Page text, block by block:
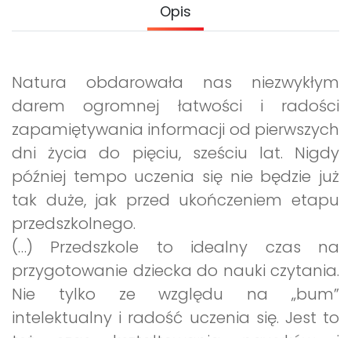
Archiwalne numeryOpis
Natura obdarowała nas niezwykłym
darem ogromnej łatwości i radości
zapamiętywania informacji od pierwszych
dni życia do pięciu, sześciu lat. Nigdy
później tempo uczenia się nie będzie już
tak duże, jak przed ukończeniem etapu
przedszkolnego.
(…) Przedszkole to idealny czas na
przygotowanie dziecka do nauki czytania.
Nie tylko ze względu na „bum”
intelektualny i radość uczenia się. Jest to